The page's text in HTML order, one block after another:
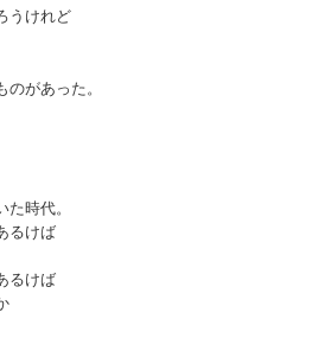
うけれど
があった。
時代。
るけば
るけば